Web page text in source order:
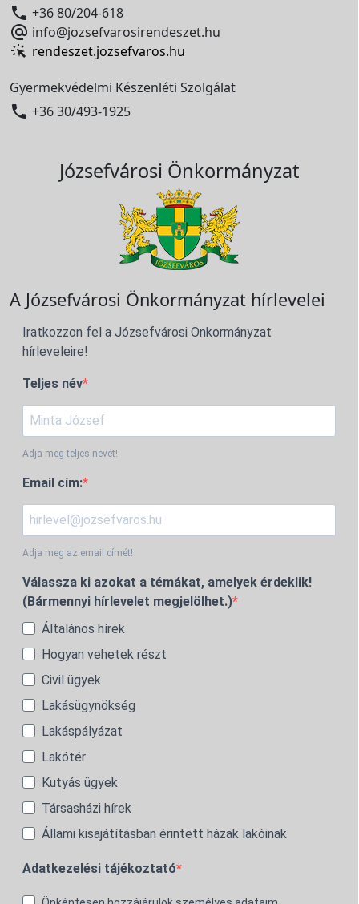
 +36 80/204-618
 info@jozsefvarosirendeszet.hu
rendeszet.jozsefvaros.hu
Gyermekvédelmi Készenléti Szolgálat
 +36 30/493-1925
Józsefvárosi Önkormányzat
A Józsefvárosi Önkormányzat hírlevelei
Iratkozzon fel a Józsefvárosi Önkormányzat
hírleveleire!
Teljes név
Adja meg teljes nevét!
Email cím:
Adja meg az email címét!
Válassza ki azokat a témákat, amelyek érdeklik!
(Bármennyi hírlevelet megjelölhet.)
Általános hírek
Hogyan vehetek részt
Civil ügyek
Lakásügynökség
Lakáspályázat
Lakótér
Kutyás ügyek
Társasházi hírek
Állami kisajátításban érintett házak lakóinak
Adatkezelési tájékoztató